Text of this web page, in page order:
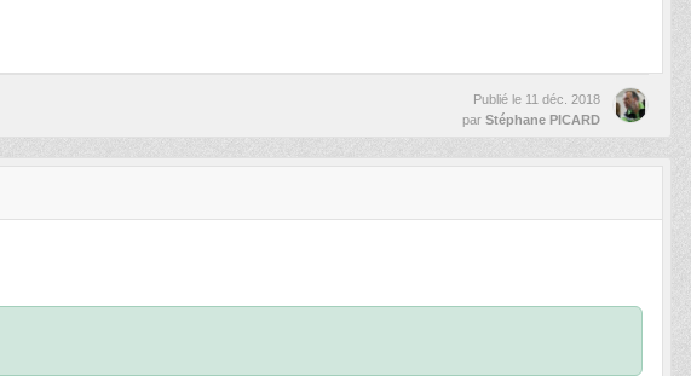
Publié le 11 déc. 2018
par Stéphane PICARD